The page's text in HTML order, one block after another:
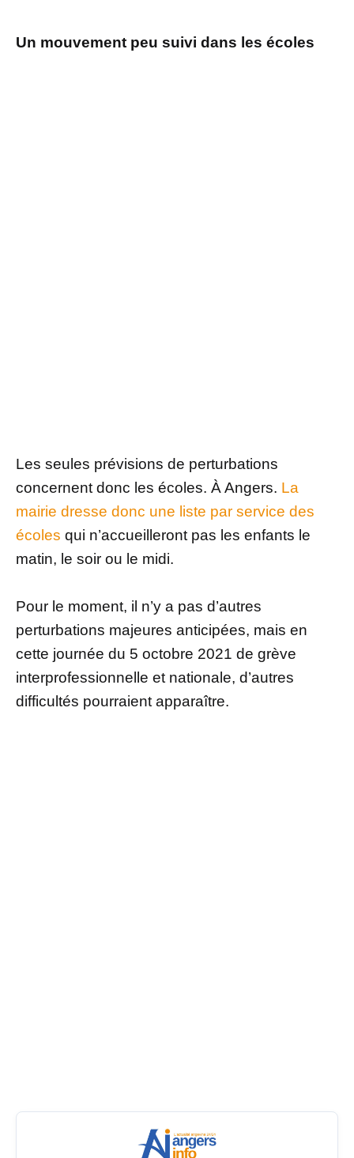
Un mouvement peu suivi dans les écoles
Les seules prévisions de perturbations
concernent donc les écoles. À Angers. La
mairie dresse donc une liste par service des
écoles qui n’accueilleront pas les enfants le
matin, le soir ou le midi.
Pour le moment, il n’y a pas d’autres
perturbations majeures anticipées, mais en
cette journée du 5 octobre 2021 de grève
interprofessionnelle et nationale, d’autres
difficultés pourraient apparaître.